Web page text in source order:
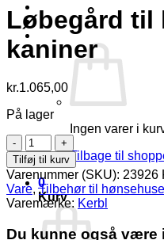
Kurv /kr.
Ingen varer i
Tilbage til
0
Kurv
Løbegård til
kaniner
kr.1.065,00
På lager
Løbegård
til
høns
eller
kaniner
antal
Tilføj til kurv
Varenummer (SKU): 23926
Vare,Tilbehør til
Varemærke: Kerbl
Du kunne også være